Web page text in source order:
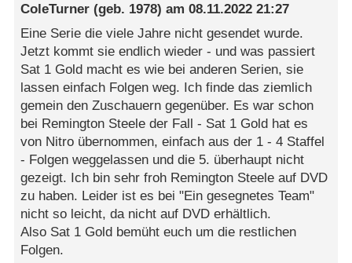
ColeTurner (geb. 1978) am08.11.2022 21:27
Eine Serie die viele Jahre nicht gesendet wurde.
Jetzt kommt sie endlich wieder - und was passiert
Sat 1 Gold macht es wie bei anderen Serien, sie
lassen einfach Folgen weg. Ich finde das ziemlich
gemein den Zuschauern gegenüber. Es war schon
bei Remington Steele der Fall - Sat 1 Gold hat es
von Nitro übernommen, einfach aus der 1 - 4 Staffel
- Folgen weggelassen und die 5. überhaupt nicht
gezeigt. Ich bin sehr froh Remington Steele auf DVD
zu haben. Leider ist es bei "Ein gesegnetes Team"
nicht so leicht, da nicht auf DVD erhältlich.
Also Sat 1 Gold bemüht euch um die restlichen
Folgen.